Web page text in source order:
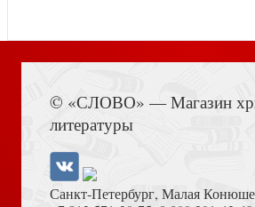
Богословие истории в XX веке:
Коллективная
© «СЛОВО» — Магазин
литературы
Санкт-Петербург, Малая